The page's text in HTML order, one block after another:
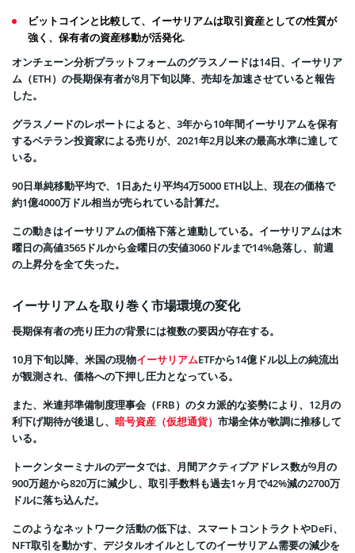
ビットコインと比較して、イーサリアムは取引資産としての性質が
強く、保有者の資産移動が活発化.
オンチェーン分析プラットフォームのグラスノードは14日、イーサリア
ム（ETH）の長期保有者が8月下旬以降、売却を加速させていると報告
した。
グラスノードのレポートによると、3年から10年間イーサリアムを保有
するベテラン投資家による売りが、2021年2月以来の最高水準に達して
いる。
90日単純移動平均で、1日あたり平均4万5000 ETH以上、現在の価格で
約1億4000万ドル相当が売られている計算だ。
この動きはイーサリアムの価格下落と連動している。イーサリアムは木
曜日の高値3565ドルから金曜日の安値3060ドルまで14%急落し、前週
の上昇分を全て失った。
イーサリアムを取り巻く市場環境の変化
長期保有者の売り圧力の背景には複数の要因が存在する。
10月下旬以降、米国の現物イーサリアムETFから14億ドル以上の純流出
が観測され、価格への下押し圧力となっている。
また、米連邦準備制度理事会（FRB）のタカ派的な姿勢により、12月の
利下げ期待が後退し、 暗号資産（仮想通貨） 市場全体が軟調に推移して
いる。
トークンターミナルのデータでは、月間アクティブアドレス数が9月の
900万超から820万に減少し、取引手数料も過去1ヶ月で42%減の2700万
ドルに落ち込んだ。
このようなネットワーク活動の低下は、スマートコントラクトやDeFi、
NFT取引を動かす、デジタルオイルとしてのイーサリアム需要の減少を